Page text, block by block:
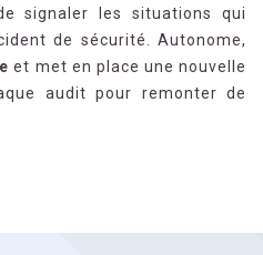
signaler les situations qui
de sécurité. Autonome,
et met en place une nouvelle
audit pour remonter de